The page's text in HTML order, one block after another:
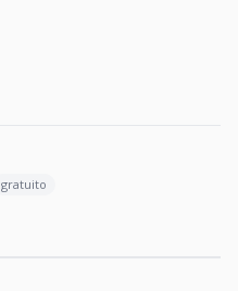
gratuito